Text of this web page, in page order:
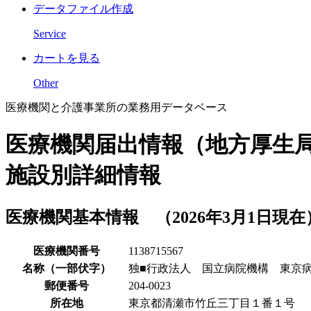
データファイル作成
Service
カートを見る
Other
医療機関と介護事業所の業務用データベース
医療機関届出情報（地方厚生局
施設別詳細情報
医療機関基本情報 （2026年3月1日現在
医療機関番号
1138715567
名称（一部伏字）
独■行政法人 国立病院機構 東京
郵便番号
204-0023
所在地
東京都清瀬市竹丘三丁目１番１号